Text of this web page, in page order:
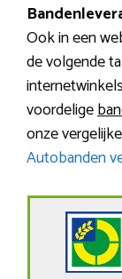
Ook in een
de volgende
voordelige
onze
Autobanden